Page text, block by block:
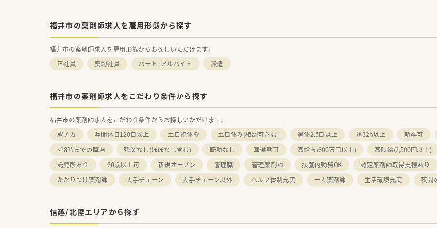
福井市の薬剤師求人を雇用形態から探す
福井市の薬剤師求人を雇用形態からお探しいただけます。
正社員
契約社員 パート・アルバイト 派遣
福井市の薬剤師求人をこだわり条件から探す
福井市の薬剤師求人をこだわり条件からお探しいただけます。
駅チカ
年間休日120日以上 土日祝休み 土日休み(相談可含む) 週休2.5日以上 週32h以上 新卒可
~18時までの職場
残業なし(ほぼなし含む) 転勤なし 車通勤可 高給与(600万円以上) 高時給(2,500円以上)
託児所あり
60歳以上可 新規オープン 管理職 管理薬剤師 扶養内勤務OK 認定薬剤師取得支援あり
かかりつけ薬剤師
大手チェーン 大手チェーン以外 ヘルプ体制充実 一人薬剤師 生活環境充実 夜間
信越/北陸エリアから探す